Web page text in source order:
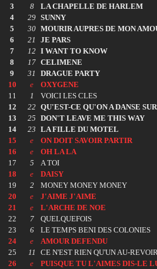
3
8 LA CHAPELLE DE HARLEM
4
29 SUNNY
5
30 MOURIR AUPRES DE MON
6
21 JE PARS
7
12 I WANT TO KNOW
8
17 CELIMENE
9
31 DRAGUE PARTY
10
e OXYGENE
11
1 VOICI LES CLES
12
22 QU'EST-CE QU'ON A DANSE
13
25 DON'T LEAVE ME THIS WAY
14
23 LA FILLE DU MOTEL
15
e ON DOIT SAVOIR PARTIR
16
e OH LA LA
17
5 A TOI
18
e DAISY
19
2 MONEY MONEY MONEY
20
e J'AIME J'AIME
21
e L'ARCHE DE NOE
22
7 QUELQUEFOIS
23
6 LE TEMPS BENI DES COLONIES
24
e AMOUR DEFENDU
25
11 CE N'EST RIEN QU'UN AU-
26
e PUISQUE TU L'AIMES DIS-LE